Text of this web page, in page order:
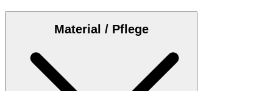
Material / Pflege